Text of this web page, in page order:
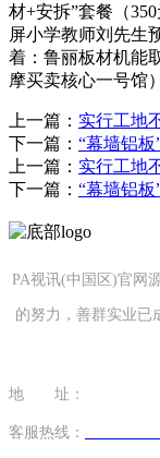
材+安拆”套餐（
屏小学教师刘先生
着：鲁丽板材机能
摩买卖核心一号馆
上一篇： 实行工地
下一篇： “幕墙铝
上一篇： 实行工地
下一篇： “幕墙铝
PA视讯(中国区)官网
的努力，善群实业已
地 址：
客服热线：